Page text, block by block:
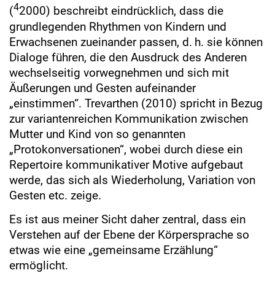
(42000) beschreibt eindrücklich, dass die
grundlegenden Rhythmen von Kindern und
Erwachsenen zueinander passen, d. h. sie können
Dialoge führen, die den Ausdruck des Anderen
wechselseitig vorwegnehmen und sich mit
Äußerungen und Gesten aufeinander
„einstimmen“. Trevarthen (2010) spricht in Bezug
zur variantenreichen Kommunikation zwischen
Mutter und Kind von so genannten
„Protokonversationen“, wobei durch diese ein
Repertoire kommunikativer Motive aufgebaut
werde, das sich als Wiederholung, Variation von
Gesten etc. zeige.
Es ist aus meiner Sicht daher zentral, dass ein
Verstehen auf der Ebene der Körpersprache so
etwas wie eine „gemeinsame Erzählung“
ermöglicht.